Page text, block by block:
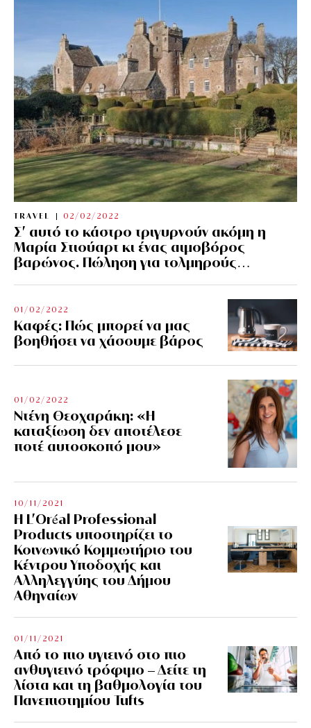
TRAVEL 02/02/2022
Σ’ αυτό το κάστρο τριγυρνούν ακόμη η
Μαρία Στιούαρτ κι ένας αιμοβόρος
βαρώνος. Πώληση για τολμηρούς…
01/02/2022
Kαφές: Πώς μπορεί να μας
βοηθήσει να χάσουμε βάρος
01/02/2022
Ντένη Θεοχαράκη: «Η
καταξίωση δεν αποτέλεσε
ποτέ αυτοσκοπό μου»
10/11/2021
Η L’Οréal Professional
Products υποστηρίζει το
Κοινωνικό Κομμωτήριο του
Κέντρου Υποδοχής και
Αλληλεγγύης του Δήμου
Αθηναίων
01/11/2021
Από το πιο υγιεινό στο πιο
ανθυγιεινό τρόφιμο – Δείτε τη
λίστα και τη βαθμολογία του
Πανεπιστημίου Tufts